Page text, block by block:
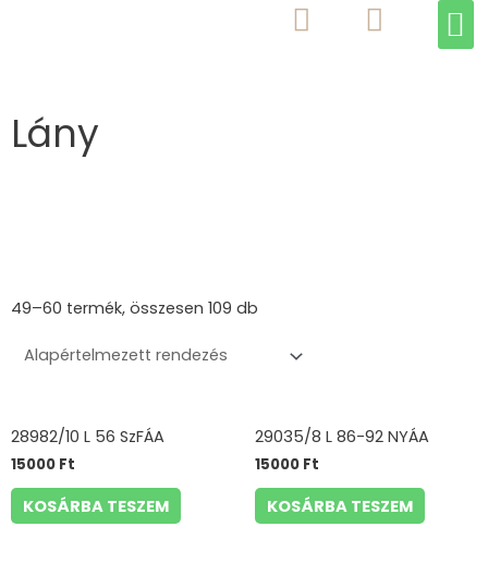
Lány
49–60 termék, összesen 109 db
28982/10 L 56 SzFÁA
15000 Ft
KOSÁRBA TESZEM
29035/8 L 86-92 NYÁA
15000 Ft
KOSÁRBA TESZEM